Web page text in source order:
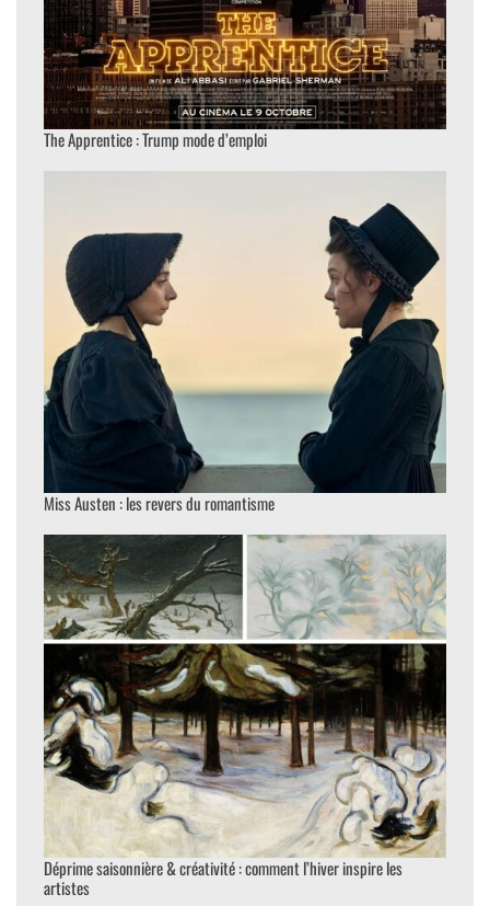
The Apprentice : Trump mode d’emploi
Miss Austen : les revers du romantisme
Déprime saisonnière & créativité : comment l’hiver inspire les
artistes